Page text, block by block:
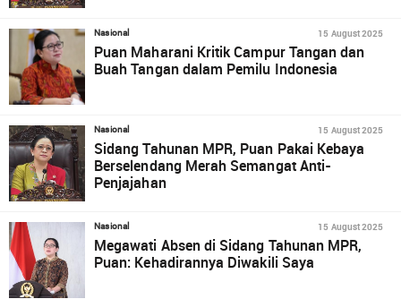
Nasional 15 August 2025
Puan Maharani Kritik Campur Tangan dan
Buah Tangan dalam Pemilu Indonesia
Nasional 15 August 2025
Sidang Tahunan MPR, Puan Pakai Kebaya
Berselendang Merah Semangat Anti-
Penjajahan
Nasional 15 August 2025
Megawati Absen di Sidang Tahunan MPR,
Puan: Kehadirannya Diwakili Saya